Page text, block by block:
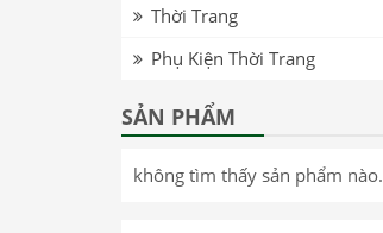
Thời Trang
Phụ Kiện Thời Trang
SẢN PHẨM
không tìm thấy sản phẩm nào.